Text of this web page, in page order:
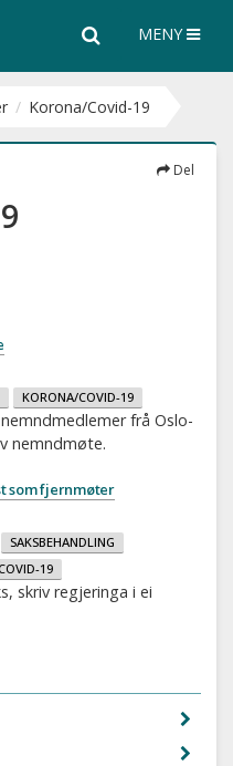
hele
nettsiden
Søk MENY
Korona/Covid-19
Del
KORONA/COVID-19
frå Oslo-
nemndmøte.
som fjernmøter
SAKSBEHANDLING
19
skriv regjeringa i ei